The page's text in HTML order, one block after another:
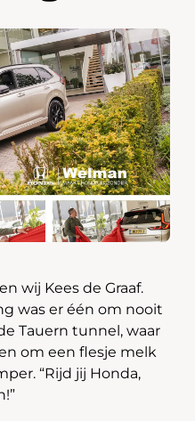
wij Kees de Graaf.
was er één om nooit
Tauern tunnel, waar
om een flesje melk
“Rijd jij Honda,